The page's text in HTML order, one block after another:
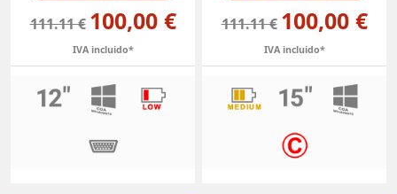
111.11 € 100,00 €
IVA incluido*
111.11 € 100,00 €
IVA incluido*